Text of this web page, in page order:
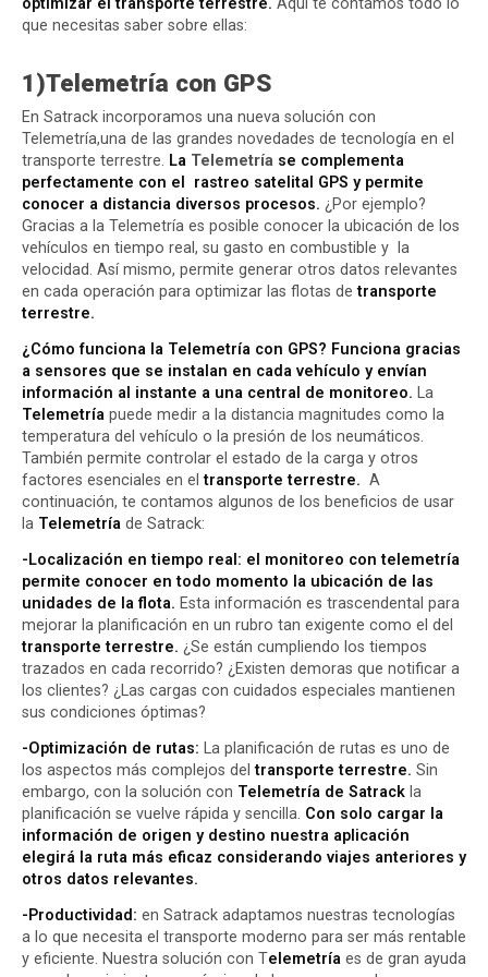
optimizar el transporte terrestre. Aquí te contamos todo lo
que necesitas saber sobre ellas:
1)Telemetría con GPS
En Satrack incorporamos una nueva solución con
Telemetría,una de las grandes novedades de tecnología en el
transporte terrestre. La Telemetría se complementa
perfectamente con el rastreo satelital GPS y permite
conocer a distancia diversos procesos. ¿Por ejemplo?
Gracias a la Telemetría es posible conocer la ubicación de los
vehículos en tiempo real, su gasto en combustible y la
velocidad. Así mismo, permite generar otros datos relevantes
en cada operación para optimizar las flotas detransporte
terrestre.
¿Cómo funciona la Telemetría con GPS? Funciona gracias
a sensores que se instalan en cada vehículo y envían
información al instante a una central de monitoreo. La
Telemetría puede medir a la distancia magnitudes como la
temperatura del vehículo o la presión de los neumáticos.
También permite controlar el estado de la carga y otros
factores esenciales en el transporte terrestre. A
continuación, te contamos algunos de los beneficios de usar
la Telemetría de Satrack:
-Localización en tiempo real: el monitoreo con telemetría
permite conocer en todo momento la ubicación de las
unidades de la flota. Esta información es trascendental para
mejorar la planificación en un rubro tan exigente como el del
transporte terrestre. ¿Se están cumpliendo los tiempos
trazados en cada recorrido? ¿Existen demoras que notificar a
los clientes? ¿Las cargas con cuidados especiales mantienen
sus condiciones óptimas?
-Optimización de rutas: La planificación de rutas es uno de
los aspectos más complejos deltransporte terrestre. Sin
embargo, con la solución con Telemetría de Satrack la
planificación se vuelve rápida y sencilla. Con solo cargar la
información de origen y destino nuestra aplicación
elegirá la ruta más eficaz considerando viajes anteriores y
otros datos relevantes.
-Productividad: en Satrack adaptamos nuestras tecnologías
a lo que necesita el transporte moderno para ser más rentable
y eficiente. Nuestra solución con Telemetría es de gran ayuda